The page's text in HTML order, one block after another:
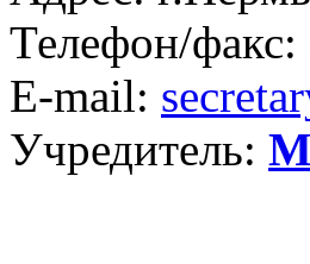
Телефон/факс:
E-mail:
Учредитель: